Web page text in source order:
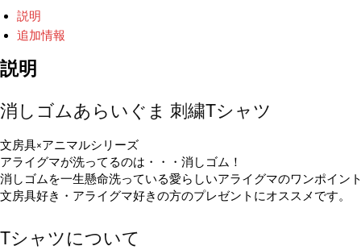
刺
し
ゅ
T
ャ
ツ
ユ
ニ
ッ
ク
説明
追加情報
説明
消しゴムあらいぐま 刺繍Tシャツ
文房具×アニマルシリーズ
アライグマが洗ってるのは・・・消しゴム！
消しゴムを一生懸命洗っている愛らしいアライグマのワンポイン
文房具好き・アライグマ好きの方のプレゼントにオススメです。
Tシャツについて